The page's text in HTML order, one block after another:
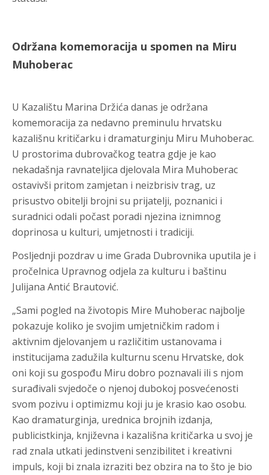
Održana komemoracija u spomen na Miru
Muhoberac
U Kazalištu Marina Držića danas je održana
komemoracija za nedavno preminulu hrvatsku
kazališnu kritičarku i dramaturginju Miru Muhoberac.
U prostorima dubrovačkog teatra gdje je kao
nekadašnja ravnateljica djelovala Mira Muhoberac
ostavivši pritom zamjetan i neizbrisiv trag, uz
prisustvo obitelji brojni su prijatelji, poznanici i
suradnici odali počast poradi njezina iznimnog
doprinosa u kulturi, umjetnosti i tradiciji.
Posljednji pozdrav u ime Grada Dubrovnika uputila je i
pročelnica Upravnog odjela za kulturu i baštinu
Julijana Antić Brautović.
„Sami pogled na životopis Mire Muhoberac najbolje
pokazuje koliko je svojim umjetničkim radom i
aktivnim djelovanjem u različitim ustanovama i
institucijama zadužila kulturnu scenu Hrvatske, dok
oni koji su gospođu Miru dobro poznavali ili s njom
surađivali svjedoče o njenoj dubokoj posvećenosti
svom pozivu i optimizmu koji ju je krasio kao osobu.
Kao dramaturginja, urednica brojnih izdanja,
publicistkinja, književna i kazališna kritičarka u svoj je
rad znala utkati jedinstveni senzibilitet i kreativni
impuls, koji bi znala izraziti bez obzira na to što je bio